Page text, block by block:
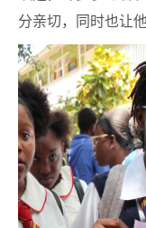
分亲切，同时也让